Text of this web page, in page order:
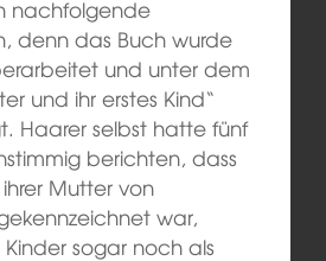
nachfolgende
denn das Buch wurde
und unter dem
und ihr erstes Kind“
Haarer selbst hatte fünf
berichten, dass
Mutter von
war,
sogar noch als